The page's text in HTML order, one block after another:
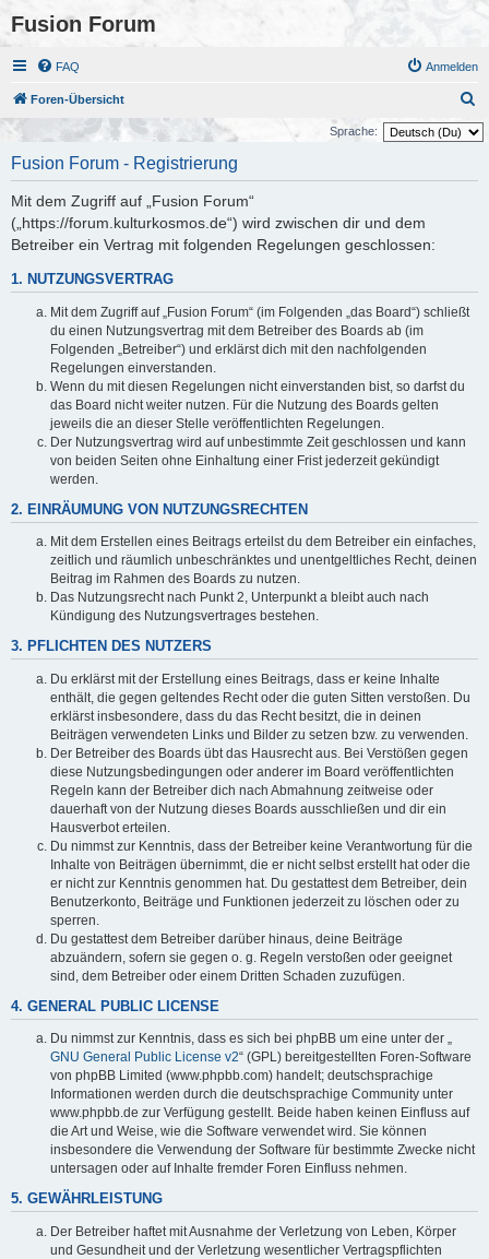
Fusion Forum
FAQ Anmelden
Foren-Übersicht
u
Sprache:
Fusion Forum - Registrierung
Mit dem Zugriff auf „Fusion Forum“
(„https://forum.kulturkosmos.de“) wird zwischen dir und dem
Betreiber ein Vertrag mit folgenden Regelungen geschlossen:
1. NUTZUNGSVERTRAG
Mit dem Zugriff auf „Fusion Forum“ (im Folgenden „das Board“) schließt
du einen Nutzungsvertrag mit dem Betreiber des Boards ab (im
Folgenden „Betreiber“) und erklärst dich mit den nachfolgenden
Regelungen einverstanden.
Wenn du mit diesen Regelungen nicht einverstanden bist, so darfst du
das Board nicht weiter nutzen. Für die Nutzung des Boards gelten
jeweils die an dieser Stelle veröffentlichten Regelungen.
Der Nutzungsvertrag wird auf unbestimmte Zeit geschlossen und kann
von beiden Seiten ohne Einhaltung einer Frist jederzeit gekündigt
werden.
2. EINRÄUMUNG VON NUTZUNGSRECHTEN
Mit dem Erstellen eines Beitrags erteilst du dem Betreiber ein einfaches,
zeitlich und räumlich unbeschränktes und unentgeltliches Recht, deinen
Beitrag im Rahmen des Boards zu nutzen.
Das Nutzungsrecht nach Punkt 2, Unterpunkt a bleibt auch nach
Kündigung des Nutzungsvertrages bestehen.
3. PFLICHTEN DES NUTZERS
Du erklärst mit der Erstellung eines Beitrags, dass er keine Inhalte
enthält, die gegen geltendes Recht oder die guten Sitten verstoßen. Du
erklärst insbesondere, dass du das Recht besitzt, die in deinen
Beiträgen verwendeten Links und Bilder zu setzen bzw. zu verwenden.
Der Betreiber des Boards übt das Hausrecht aus. Bei Verstößen gegen
diese Nutzungsbedingungen oder anderer im Board veröffentlichten
Regeln kann der Betreiber dich nach Abmahnung zeitweise oder
dauerhaft von der Nutzung dieses Boards ausschließen und dir ein
Hausverbot erteilen.
Du nimmst zur Kenntnis, dass der Betreiber keine Verantwortung für die
Inhalte von Beiträgen übernimmt, die er nicht selbst erstellt hat oder die
er nicht zur Kenntnis genommen hat. Du gestattest dem Betreiber, dein
Benutzerkonto, Beiträge und Funktionen jederzeit zu löschen oder zu
sperren.
Du gestattest dem Betreiber darüber hinaus, deine Beiträge
abzuändern, sofern sie gegen o. g. Regeln verstoßen oder geeignet
sind, dem Betreiber oder einem Dritten Schaden zuzufügen.
4. GENERAL PUBLIC LICENSE
Du nimmst zur Kenntnis, dass es sich bei phpBB um eine unter der „
GNU General Public License v2“ (GPL) bereitgestellten Foren-Software
von phpBB Limited (www.phpbb.com) handelt; deutschsprachige
Informationen werden durch die deutschsprachige Community unter
www.phpbb.de zur Verfügung gestellt. Beide haben keinen Einfluss auf
die Art und Weise, wie die Software verwendet wird. Sie können
insbesondere die Verwendung der Software für bestimmte Zwecke nicht
untersagen oder auf Inhalte fremder Foren Einfluss nehmen.
5. GEWÄHRLEISTUNG
Der Betreiber haftet mit Ausnahme der Verletzung von Leben, Körper
und Gesundheit und der Verletzung wesentlicher Vertragspflichten